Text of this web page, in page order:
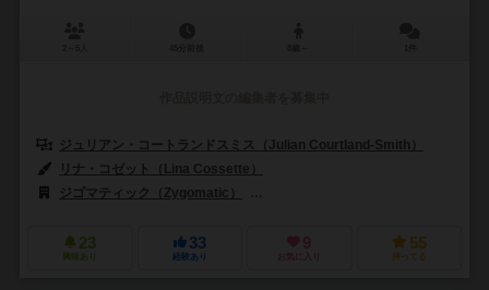
ジュリアン・コートランドスミス（Julian Courtland-Smith）
リナ・コゼット（Lina Cossette）
ジゴマティック（Zygomatic）
23
興味あり
33
経験あり
9
お気に入り
55
持ってる